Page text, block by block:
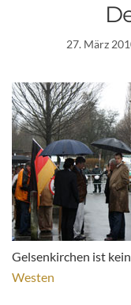
27. März
Gelsenkirchen ist
Westen